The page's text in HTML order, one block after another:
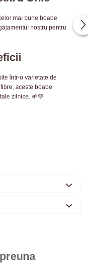
mai bune boabe
nostru pentru
într-o varietate de
aceste boabe
zilnice. 🌱💚